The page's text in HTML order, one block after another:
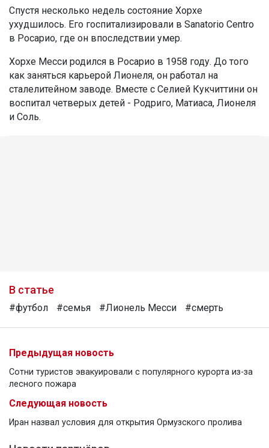
Спустя несколько недель состояние Хорхе
ухудшилось. Его госпитализировали в Sanatorio Centro
в Росарио, где он впоследствии умер.
Хорхе Месси родился в Росарио в 1958 году. До того
как заняться карьерой Лионеля, он работал на
сталелитейном заводе. Вместе с Селией Кукчиттини он
воспитал четверых детей - Родриго, Матиаса, Лионеля
и Соль.
В статье
#футбол #семья #Лионель Месси #смерть
Предыдущая новость
Сотни туристов эвакуировали с популярного курорта из-за
лесного пожара
Следующая новость
Иран назвал условия для открытия Ормузского пролива